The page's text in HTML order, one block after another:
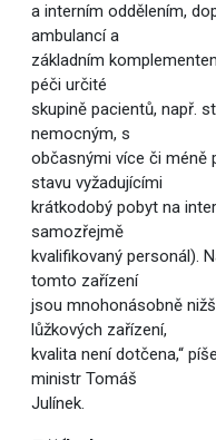
a interním oddělením,
ambulancí a
základním
péči určité
skupině pacientů, např.
nemocným, s
občasnými více či méně
stavu vyžadujícími
krátkodobý pobyt na
samozřejmě
kvalifikovaný personál).
tomto zařízení
jsou mnohonásobně
lůžkových zařízení,
kvalita není dotčena,“
ministr Tomáš
Julínek.